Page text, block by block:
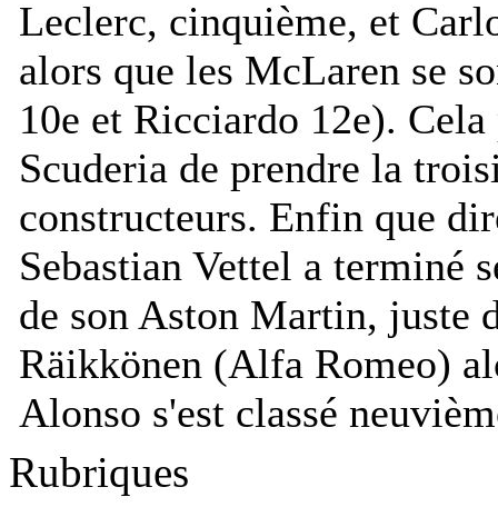
Leclerc, cinquième, et
alors que les McLaren se
10e et Ricciardo 12e).
Scuderia de prendre la
constructeurs. Enfin que
Sebastian Vettel a terminé
de son Aston Martin, juste
Räikkönen (Alfa Romeo)
Alonso s'est classé
Rubriques